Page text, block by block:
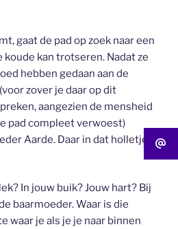
gaat de pad op zoek naar een
koude kan trotseren. Nadat ze
hebben gedaan aan de
zover je daar op dit
aangezien de mensheid
pad compleet verwoest)
Aarde. Daar in dat holletje
In jouw buik? Jouw hart? Bij
baarmoeder. Waar is die
waar je als je je naar binnen